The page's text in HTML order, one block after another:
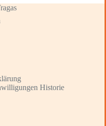
Historie